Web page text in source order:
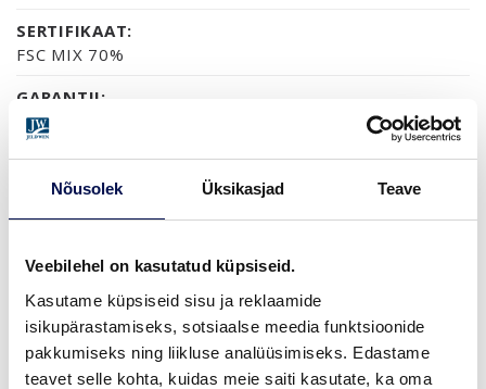
Nõusolek Üksikasjad Teave
Veebilehel on kasutatud küpsiseid.
Kasutame küpsiseid sisu ja reklaamide
isikupärastamiseks, sotsiaalse meedia funktsioonide
pakkumiseks ning liikluse analüüsimiseks. Edastame
teavet selle kohta, kuidas meie saiti kasutate, ka oma
SERTIFIKAAT:
FSC MIX 70%
GARANTII:
2-AASTANE TOOTEGARANTII
VIIMISTLUS (3)
MÕÕDUD